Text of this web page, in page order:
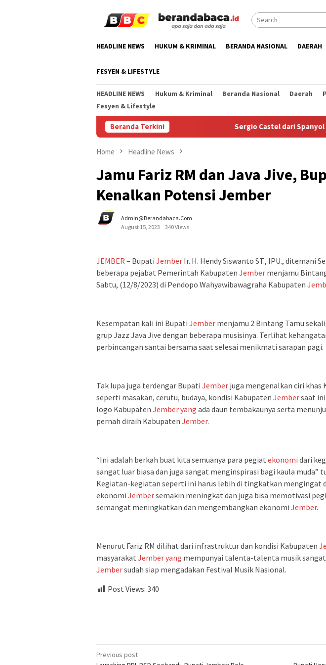
HEADLINE NEWS HUKUM & KRIMINAL BERANDA NASIONAL DAERAH
FESYEN & LIFESTYLE
HEADLINE NEWS Hukum & Kriminal Beranda Nasional Daerah
Fesyen & Lifestyle
Beranda Terkini Sergio Castel dari Spanyol
Home Headline News
Jamu Fariz RM dan Java Jive,
Kenalkan Potensi Jember
Admin@berandabaca.com
August 15, 2023
340 Views
JEMBER– Bupati Jember Ir. H. Hendy Siswanto ST., IPU., ditemani
beberapa pejabat Pemerintah Kabupaten Jember menjamu
Sabtu, (12/8/2023) di Pendopo Wahyawibawagraha Kabupaten
Kesempatan kali ini Bupati Jember menjamu 2 Bintang Tamu
grup Jazz Java Jive dengan beberapa musisinya. Terlihat
perbincangan santai bersama saat selesai menikmati sarapan pagi.
Tak lupa juga terdengar Bupati Jember juga mengenalkan ciri khas
seperti masakan, cerutu, budaya, kondisi Kabupaten Jembersaat
logo Kabupaten Jemberyang ada daun tembakaunya serta
pernah diraih Kabupaten Jember.
“Ini adalah berkah buat kita semuanya para pegiat ekonomi dari
sangat luar biasa dan juga sangat menginspirasi bagi kaula muda”
Kegiatan-kegiatan seperti ini harus lebih di tingkatkan mengingat
ekonomi Jembersemakin meningkat dan juga bisa memotivasi
semangat meningkatkan dan mengembangkan ekonomi Jember.
Menurut Fariz RM dilihat dari infrastruktur dan kondisi Kabupaten
masyarakat Jemberyang mempunyai talenta-talenta musik
Jembersudah siap mengadakan Festival Musik Nasional.
Post Views: 340
Post
Previous post